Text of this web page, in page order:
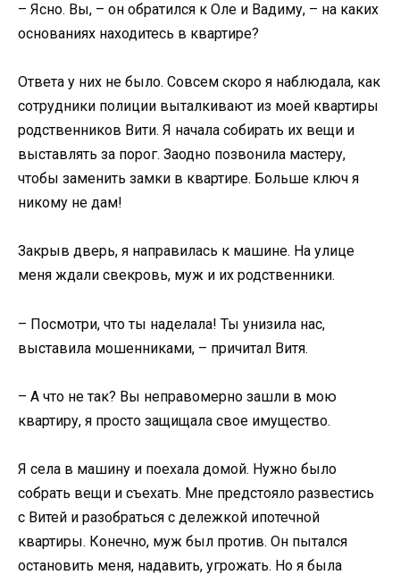
– Ясно. Вы, – он обратился к Оле и Вадиму, – на каких
основаниях находитесь в квартире?
Ответа у них не было. Совсем скоро я наблюдала, как
сотрудники полиции выталкивают из моей квартиры
родственников Вити. Я начала собирать их вещи и
выставлять за порог. Заодно позвонила мастеру,
чтобы заменить замки в квартире. Больше ключ я
никому не дам!
Закрыв дверь, я направилась к машине. На улице
меня ждали свекровь, муж и их родственники.
– Посмотри, что ты наделала! Ты унизила нас,
выставила мошенниками, – причитал Витя.
– А что не так? Вы неправомерно зашли в мою
квартиру, я просто защищала свое имущество.
Я села в машину и поехала домой. Нужно было
собрать вещи и съехать. Мне предстояло развестись
с Витей и разобраться с дележкой ипотечной
квартиры. Конечно, муж был против. Он пытался
остановить меня, надавить, угрожать. Но я была